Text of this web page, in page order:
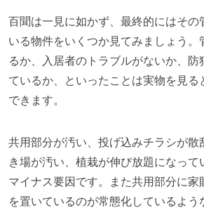
百聞は一見に如かず、最終的にはその
いる物件をいくつか見てみましょう。
るか、入居者のトラブルがないか、防
ているか、といったことは実物を見る
できます。
共用部分が汚い、投げ込みチラシが散
き場が汚い、植栽が伸び放題になって
マイナス要因です。また共用部分に家
を置いているのが常態化しているよう